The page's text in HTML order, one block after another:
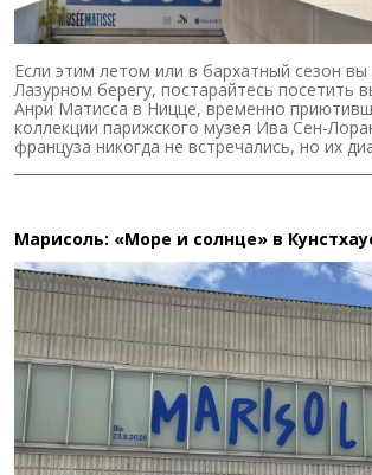
Если этим летом или в бархатный сезон
Лазурном берегу, постарайтесь посетить
Анри Матисса в Ницце, временно
коллекции парижского музея Ива Сен-
француза никогда не встречались, но их
Марисоль: «Море и солнце» в